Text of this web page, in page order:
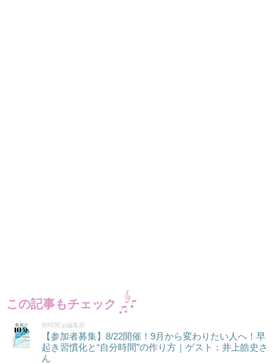
この記事もチェック
朝時間.jp編集部
【参加者募集】8/22開催！9月から変わりたい人へ！早
起き習慣化と“自分時間”の作り方｜ゲスト：井上皓史さ
ん